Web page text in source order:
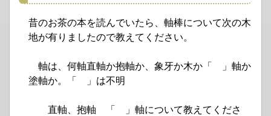
昔のお茶の本を読んでいたら、軸棒について次の木
地が有りましたので教えてください。
軸は、何軸直軸か抱軸か、象牙か木か「 」軸か
塗軸か。「 」は不明
直軸、抱軸 「 」軸について教えてくださ